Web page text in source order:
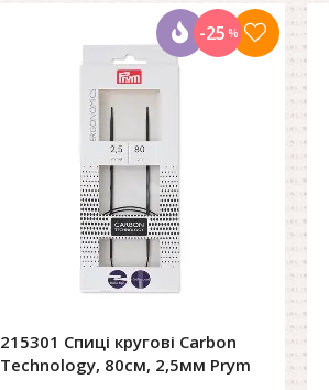
215301 Спиці кругові Carbon
Technology, 80см, 2,5мм Prym
-25 %